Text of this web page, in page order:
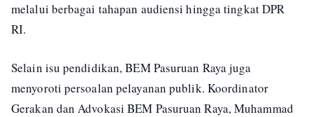
melalui berbagai tahapan audiensi hingga tingkat DPR
RI.
Selain isu pendidikan, BEM Pasuruan Raya juga
menyoroti persoalan pelayanan publik. Koordinator
Gerakan dan Advokasi BEM Pasuruan Raya, Muhammad